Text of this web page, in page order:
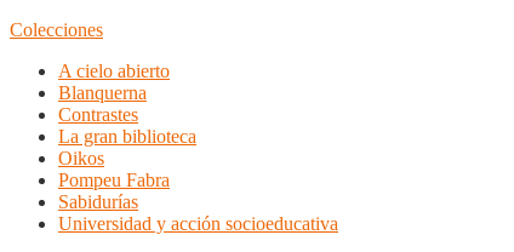
Colecciones
A cielo abierto
Blanquerna
Contrastes
La gran biblioteca
Oikos
Pompeu Fabra
Sabidurías
Universidad y acción socioeducativa